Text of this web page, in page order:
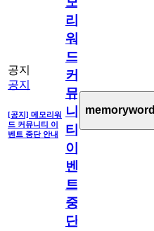
공지
공지
[공지] 메모리워
드 커뮤니티 이
벤트 중단 안내
리
워
드
커
뮤
니
티
이
벤
트
중
단
memoryword